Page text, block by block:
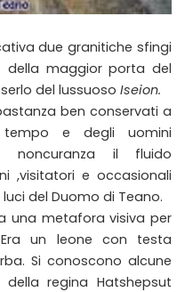
due granitiche sfingi
della maggior porta del
del lussuoso Iseion.
ben conservati a
e degli uomini
noncuranza il fluido
,visitatori e occasionali
del Duomo di Teano.
una metafora visiva per
Era un leone con testa
Si conoscono alcune
regina Hatshepsut